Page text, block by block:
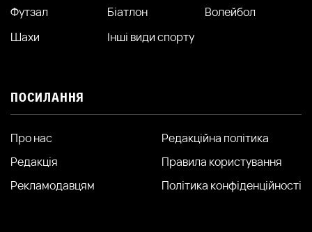
Футзал
Біатлон
Волейбол
Шахи
Інші види спорту
ПОСИЛАННЯ
Про нас
Редакція
Рекламодавцям
Редакційна політика
Правила користування
Політика конфіденційності